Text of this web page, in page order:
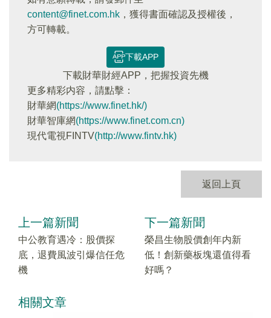
content@finet.com.hk ，獲得書面確認及授權後，
方可轉載。
下載APP
下載財華財經APP，把握投資先機
更多精彩内容，請點擊：
財華網(https://www.finet.hk/)
財華智庫網(https://www.finet.com.cn)
現代電視FINTV(http://www.fintv.hk)
返回上頁
上一篇新聞
中公教育遇冷：股價探
底，退費風波引爆信任危
機
下一篇新聞
榮昌生物股價創年内新
低！創新藥板塊還值得看
好嗎？
相關文章